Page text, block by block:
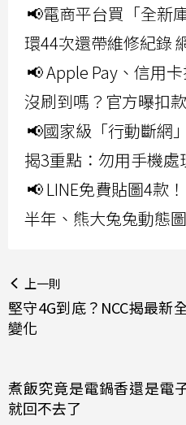
📢電商平台買「全新
環44次還帶維修紀錄
📢 Apple Pay、信用
沒刷到嗎？官方曝扣
📢國家級「行動斷網
揭3重點：勿用手機處
📢 LINE免費貼圖4款
半年、熊大兔兔動態
上一則
堅守4G到底？NCC揭最新
變化
煮飯究竟是電鍋香還是電
就回不去了